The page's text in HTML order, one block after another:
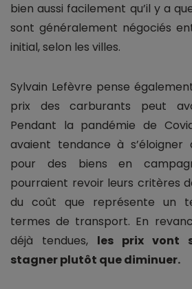
bien aussi facilement qu’il y a
sont généralement négociés
initial, selon les villes.
Sylvain Lefèvre pense
prix des carburants peut
Pendant la pandémie de
avaient tendance à
pour des biens en
pourraient revoir leurs critères
du coût que représente un
termes de transport. En
déjà tendues, les prix vont
stagner plutôt que diminuer.